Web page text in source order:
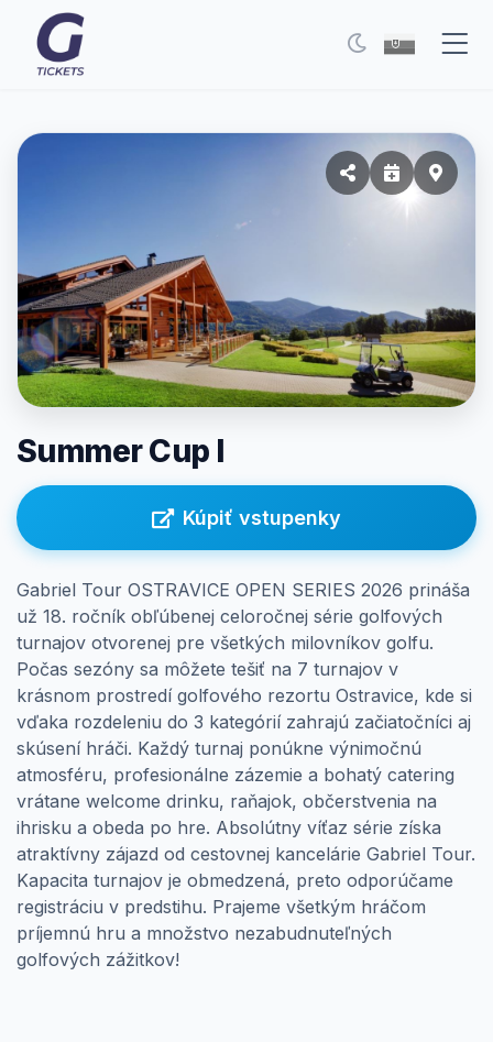
Eventy
Kontakt
Všeobecné podmienky
O nás
Prepnúť na tmavý režim
Prihlásenie
Summer Cup I
Kúpiť vstupenky
Gabriel Tour OSTRAVICE OPEN SERIES 2026 prináša
už 18. ročník obľúbenej celoročnej série golfových
turnajov otvorenej pre všetkých milovníkov golfu.
Počas sezóny sa môžete tešiť na 7 turnajov v
krásnom prostredí golfového rezortu Ostravice, kde si
vďaka rozdeleniu do 3 kategórií zahrajú začiatočníci aj
skúsení hráči. Každý turnaj ponúkne výnimočnú
atmosféru, profesionálne zázemie a bohatý catering
vrátane welcome drinku, raňajok, občerstvenia na
ihrisku a obeda po hre. Absolútny víťaz série získa
atraktívny zájazd od cestovnej kancelárie Gabriel Tour.
Kapacita turnajov je obmedzená, preto odporúčame
registráciu v predstihu. Prajeme všetkým hráčom
príjemnú hru a množstvo nezabudnuteľných
golfových zážitkov!